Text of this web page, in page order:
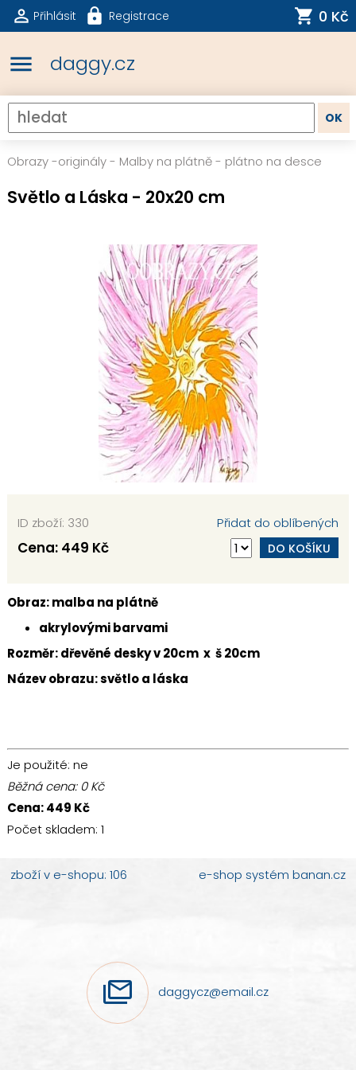
Přihlásit Registrace 0 Kč
menu daggy.cz
Obrazy -originály- Malby na plátně - plátno na desce
Světlo a Láska - 20x20 cm
ID zboží: 330 Přidat do oblíbených
Cena: 449 Kč DO KOŠÍKU
Obraz: malba na plátně
akrylovými barvami
Rozměr: dřevěné desky v 20cm x š 20cm
Název obrazu: světlo a láska
Je použité: ne
Běžná cena: 0Kč
Cena:449 Kč
Počet skladem: 1
zboží v e-shopu: 106 e-shop systém banan.cz
daggycz@email.cz